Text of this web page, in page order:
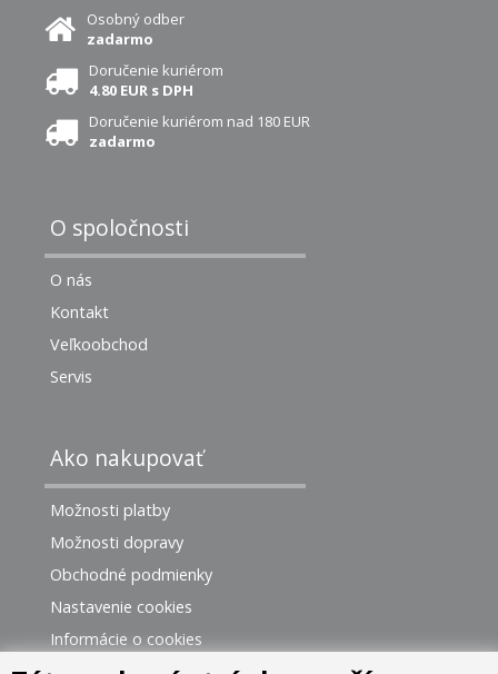
Osobný odber
zadarmo
Doručenie kuriérom
4.80 EUR s DPH
Doručenie kuriérom nad 180 EUR
zadarmo
O spoločnosti
O nás
Kontakt
Veľkoobchod
Servis
Ako nakupovať
Možnosti platby
Možnosti dopravy
Obchodné podmienky
Nastavenie cookies
Informácie o cookies